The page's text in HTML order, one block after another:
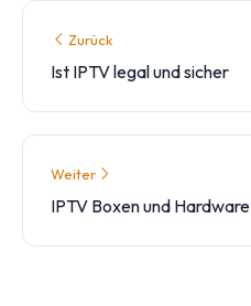
Zurück
Ist IPTV legal und sicher
Weiter
IPTV Boxen und Hardware